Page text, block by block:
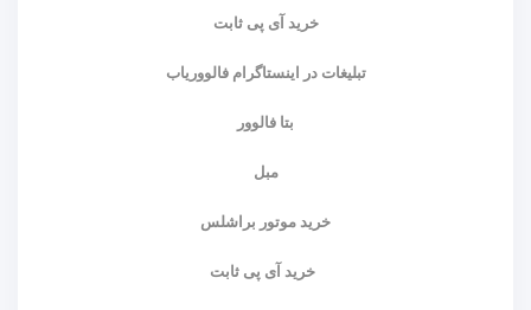
خرید آی پی ثابت
تبلیغات در اینستاگرام فالووریاب
بتا فالوور
مبل
خرید موتور براشلس
خرید آی پی ثابت